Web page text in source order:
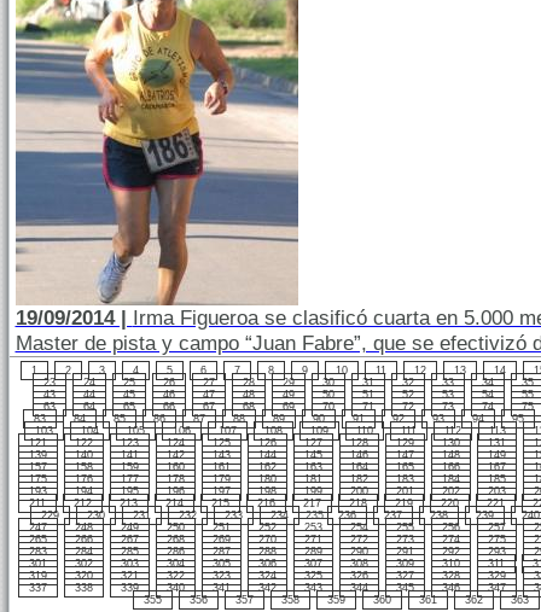
19/09/2014 | Irma Figueroa se clasificó cuarta en 5.000
Master de pista y campo “Juan Fabre”, que se efectivizó
1 2 3 4 5 6 7 8 9 10 11 12 13 14
23
24 25 26 27 28 29 30 31 32 33 34
35
43
44 45 46 47 48 49 50 51 52 53 54
55
63
64 65 66 67 68 69 70 71 72 73 74
75
83
84 85 86 87 88 89 90 91 92 93 94
95
103
104 105 106 107 108 109 110 111 112 113
121
122 123 124 125 126 127 128 129 130 131
139
140 141 142 143 144 145 146 147 148 149
157
158 159 160 161 162 163 164 165 166 167
175
176 177 178 179 180 181 182 183 184 185
193
194 195 196 197 198 199 200 201 202 203
211
212 213 214 215 216 217 218 219 220 221
229
230 231 232 233 234 235 236 237 238 239
240
247
248 249 250 251 252 253 254 255 256 257
265
266 267 268 269 270 271 272 273 274 275
283
284 285 286 287 288 289 290 291 292 293
301
302 303 304 305 306 307 308 309 310 311
319
320 321 322 323 324 325 326 327 328 329
337
338 339 340 341 342 343 344 345 346 347
355
356 357 358 359 360 361 362 363